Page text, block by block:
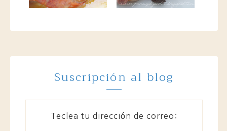
Suscripción al blog
Teclea tu dirección de correo: